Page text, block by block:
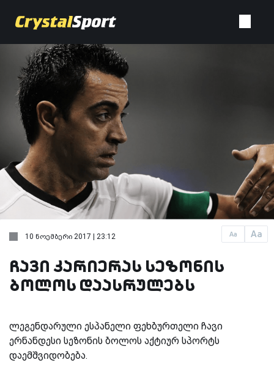
Aa Aa
10 ნოემბერი 2017 | 23:12
ჩავი კარიერას სეზონის
ბოლოს დაასრულებს
ლეგენდარული ესპანელი ფეხბურთელი ჩავი
ერნანდესი სეზონის ბოლოს აქტიურ სპორტს
დაემშვიდობება.